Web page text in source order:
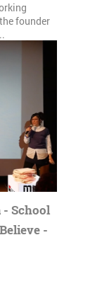
founder
School
-